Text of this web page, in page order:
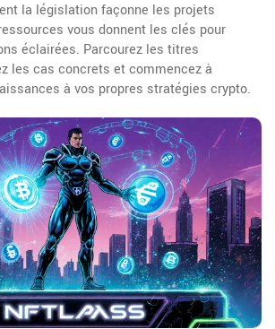
la législation façonne les projets
vous donnent les clés pour
éclairées. Parcourez les titres
les cas concrets et commencez à
à vos propres stratégies crypto.